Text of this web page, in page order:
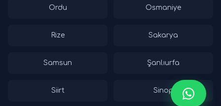
Ordu Osmaniye
Rize Sakarya
Samsun Şanlıurfa
Siirt Sinop